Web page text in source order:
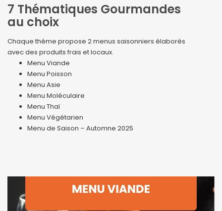
7 Thématiques Gourmandes
au choix
Chaque thème propose 2 menus saisonniers élaborés
avec des produits frais et locaux.
Menu Viande
Menu Poisson
Menu Asie
Menu Moléculaire
Menu Thaï
Menu Végétarien
Menu de Saison – Automne 2025